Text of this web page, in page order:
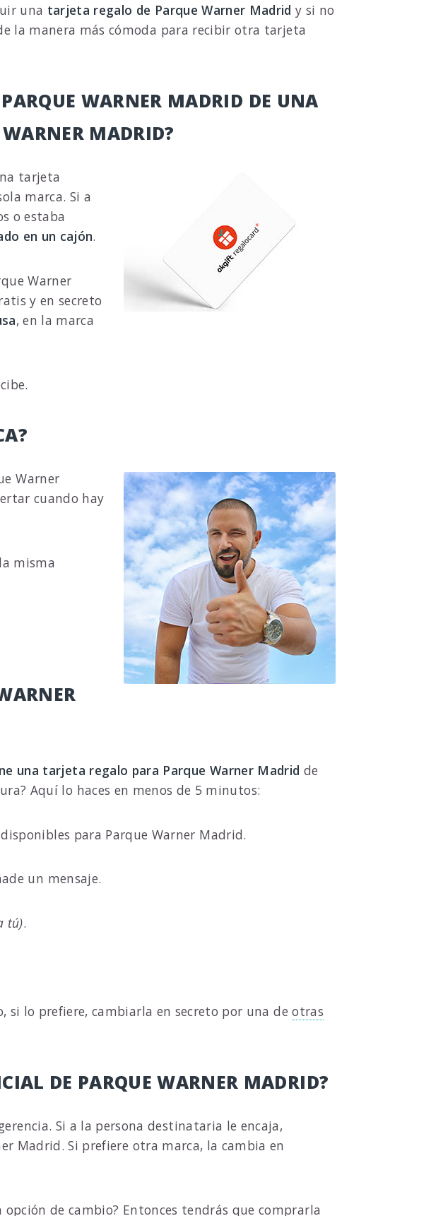
una tarjeta regalo de Parque Warner Madrid y si no
la manera más cómoda para recibir otra tarjeta
WARNER MADRID DE UNA
MADRID?
tarjeta
marca. Si a
o estaba
en un cajón.
Warner
y en secreto
, en la marca
Warner
cuando hay
misma
una tarjeta regalo para Parque Warner Madrid de
Aquí lo haces en menos de 5 minutos:
para Parque Warner Madrid.
un mensaje.
tú).
si lo prefiere, cambiarla en secreto por una deotras
DE PARQUE WARNER MADRID?
Si a la persona destinataria le encaja,
Madrid. Si prefiere otra marca, la cambia en
de cambio? Entonces tendrás que comprarla